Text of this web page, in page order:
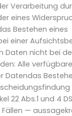
Verarbeitung
eines
Bestehen eines
einer
Daten nicht bei
Alle
Datendas
22 Abs.1 und 4
—